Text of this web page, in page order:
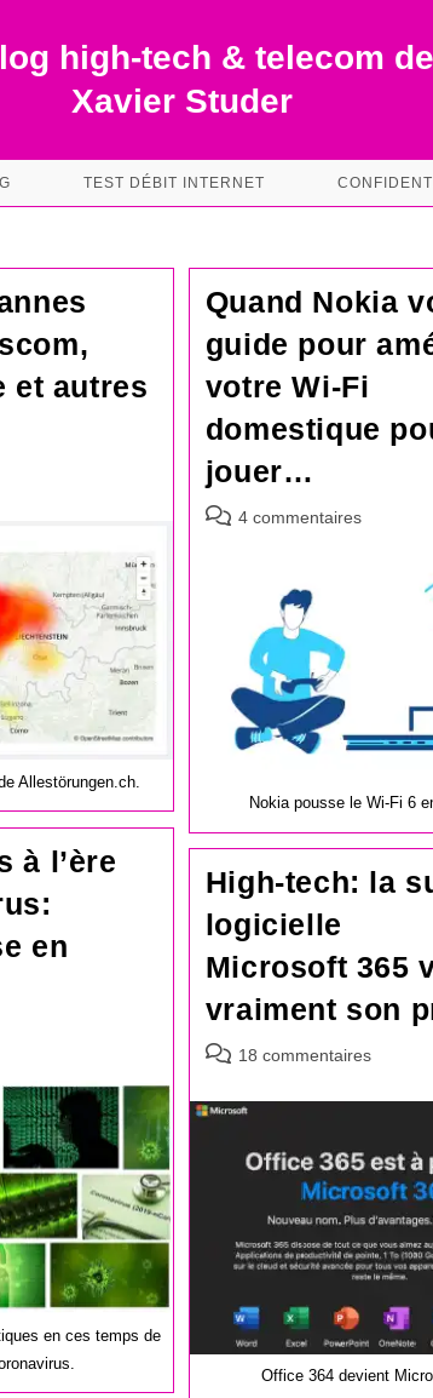
high-tech & telecom de
Xavier Studer
TEST DÉBIT INTERNET
et autres
Allestörungen.ch.
Quand Nokia
guide pour
votre Wi-Fi
domestique
jouer…
Commentaires
publication :
4 commentaires
Nokia pousse le Wi-Fi 6
à l’ère
en
en ces temps de
High-tech: la
logicielle
Microsoft 365
vraiment son
Commentaires
la
18 commentaires
Office 364 devient